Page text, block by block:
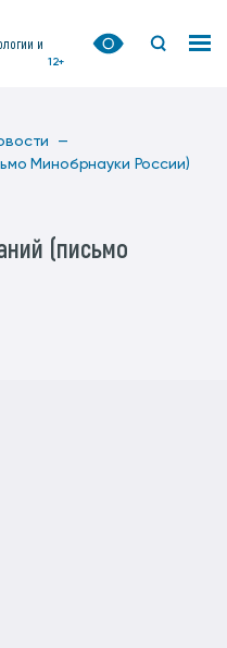
и
12+
—
Минобрнауки России)
(письмо